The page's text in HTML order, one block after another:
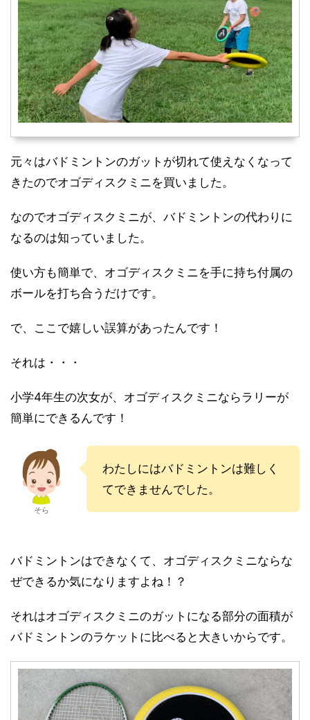
元々はバドミントンのガットが切れて使えなくなって
きたのでオゴディスクミニを買いました。
なのでオゴディスクミニが、バドミントンの代わりに
なるのは知っていました。
使い方も簡単で、オゴディスクミニを手に持ち付属の
ボールを打ち合うだけです。
で、ここで嬉しい誤算があったんです！
それは・・・
小学4年生の次女が、オゴディスクミニならラリーが
簡単にできるんです！
そら
わたしにはバドミントンは難しく
てできませんでした。
バドミントンはできなくて、オゴディスクミニならな
ぜできるか気になりますよね！？
それはオゴディスクミニのガットになる部分の面積が
バドミントンのラケットに比べると大きいからです。